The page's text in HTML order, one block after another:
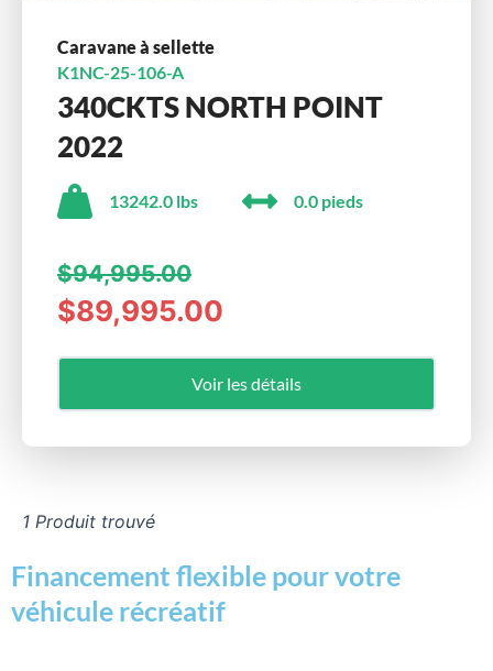
Caravane à sellette
K1NC-25-106-A
340CKTS NORTH POINT
2022
13242.0 lbs 0.0 pieds
$94,995.00
$89,995.00
Voir les détails
1 Produit trouvé
Financement flexible pour votre
véhicule récréatif